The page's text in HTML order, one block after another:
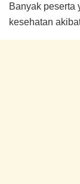
Banyak peserta
kesehatan